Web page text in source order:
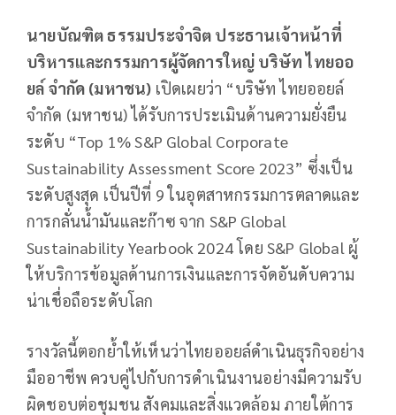
นายบัณฑิต ธรรมประจำจิต ประธานเจ้าหน้าที่
บริหารและกรรมการผู้จัดการใหญ่ บริษัท ไทยออ
ยล์ จำกัด (มหาชน) เปิดเผยว่า “บริษัท ไทยออยล์
จำกัด (มหาชน) ได้รับการประเมินด้านความยั่งยืน
ระดับ “Top 1% S&P Global Corporate
Sustainability Assessment Score 2023” ซึ่งเป็น
ระดับสูงสุด เป็นปีที่ 9 ในอุตสาหกรรมการตลาดและ
การกลั่นน้ำมันและก๊าซ จาก S&P Global
Sustainability Yearbook 2024 โดย S&P Global ผู้
ให้บริการข้อมูลด้านการเงินและการจัดอันดับความ
น่าเชื่อถือระดับโลก
รางวัลนี้ตอกย้ำให้เห็นว่าไทยออยล์ดำเนินธุรกิจอย่าง
มืออาชีพ ควบคู่ไปกับการดำเนินงานอย่างมีความรับ
ผิดชอบต่อชุมชน สังคมและสิ่งแวดล้อม ภายใต้การ